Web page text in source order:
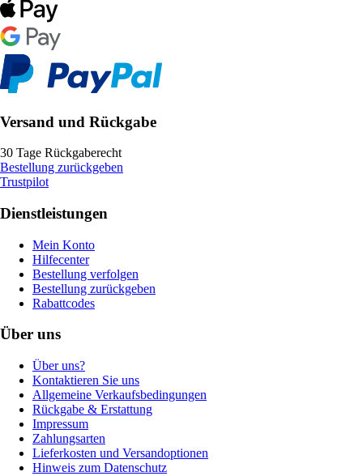
Versand und Rückgabe
30 Tage Rückgaberecht
Bestellung zurückgeben
Trustpilot
Dienstleistungen
Mein Konto
Hilfecenter
Bestellung verfolgen
Bestellung zurückgeben
Rabattcodes
Über uns
Über uns?
Kontaktieren Sie uns
Allgemeine Verkaufsbedingungen
Rückgabe & Erstattung
Impressum
Zahlungsarten
Lieferkosten und Versandoptionen
Hinweis zum Datenschutz